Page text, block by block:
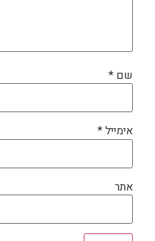
שם *
אימייל*
אתר